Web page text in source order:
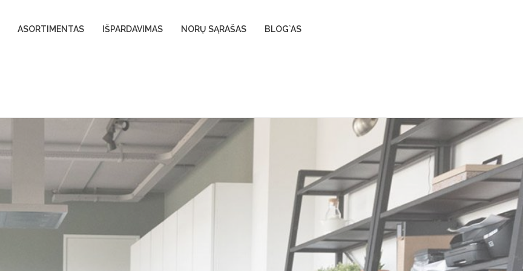
ASORTIMENTAS IŠPARDAVIMAS NORŲ SĄRAŠAS BLOG`AS